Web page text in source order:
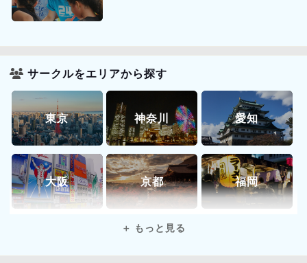
サークルをエリアから探す
東京 神奈川 愛知
大阪 京都 福岡
オンライン